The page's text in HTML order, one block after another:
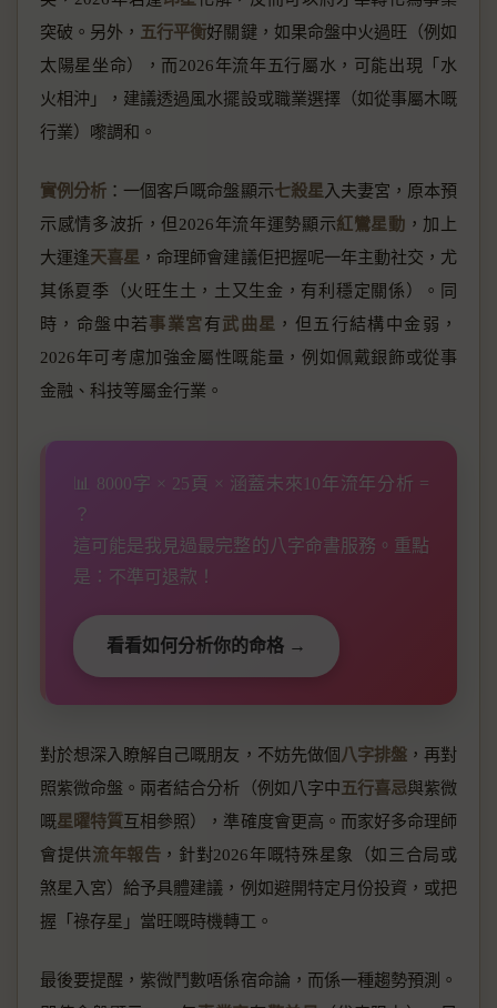
突破。另外， 五行平衡好關鍵，如果命盤中火過旺（例如
太陽星坐命），而2026年流年五行屬水，可能出現「水
火相沖」，建議透過風水擺設或職業選擇（如從事屬木嘅
行業）嚟調和。
實例分析 ：一個客戶嘅命盤顯示七殺星 入夫妻宮，原本預
示感情多波折，但2026年流年運勢顯示紅鸞星動 ，加上
大運逢天喜星 ，命理師會建議佢把握呢一年主動社交，尤
其係夏季（火旺生土，土又生金，有利穩定關係）。同
時，命盤中若事業宮有武曲星 ，但五行結構中金弱，
2026年可考慮加強金屬性嘅能量，例如佩戴銀飾或從事
金融、科技等屬金行業。
📊 8000字 × 25頁 × 涵蓋未來10年流年分析 =
？
這可能是我見過最完整的八字命書服務。重點
是：不準可退款！
看看如何分析你的命格 →
對於想深入瞭解自己嘅朋友，不妨先做個 八字排盤，再對
照紫微命盤。兩者結合分析（例如八字中五行喜忌與紫微
嘅星曜特質互相參照），準確度會更高。而家好多命理師
會提供流年報告 ，針對2026年嘅特殊星象（如三合局或
煞星入宮）給予具體建議，例如避開特定月份投資，或把
握「祿存星」當旺嘅時機轉工。
最後要提醒，紫微鬥數唔係宿命論，而係一種趨勢預測。